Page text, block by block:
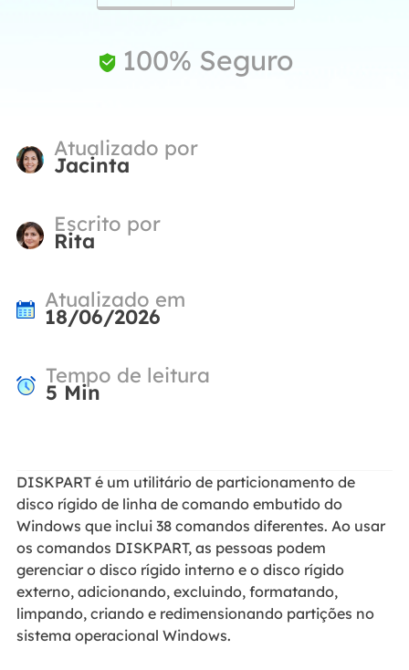
 100% Seguro
Atualizado por
Jacinta
Escrito por
Rita
Atualizado em
18/06/2026
Tempo de leitura
5 Min
DISKPART é um utilitário de particionamento de
disco rígido de linha de comando embutido do
Windows que inclui 38 comandos diferentes. Ao usar
os comandos DISKPART, as pessoas podem
gerenciar o disco rígido interno e o disco rígido
externo, adicionando, excluindo, formatando,
limpando, criando e redimensionando partições no
sistema operacional Windows.